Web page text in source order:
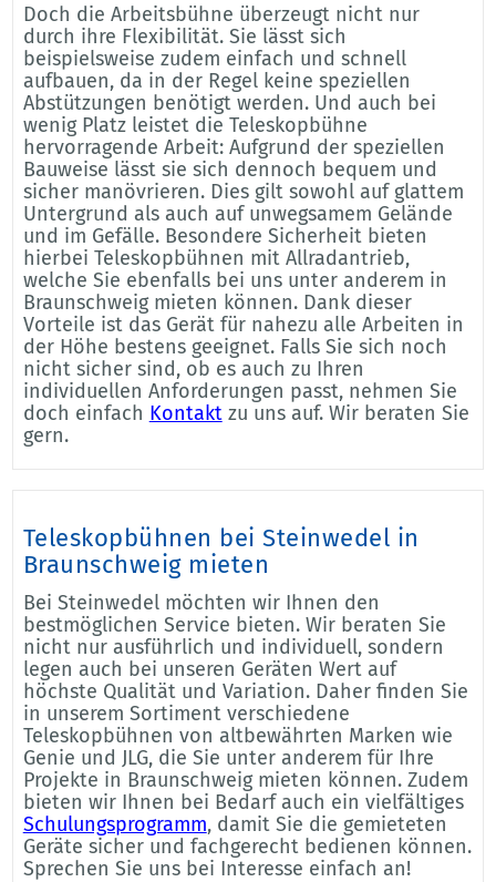
Doch die Arbeitsbühne überzeugt nicht nur
durch ihre Flexibilität. Sie lässt sich
beispielsweise zudem einfach und schnell
aufbauen, da in der Regel keine speziellen
Abstützungen benötigt werden. Und auch bei
wenig Platz leistet die Teleskopbühne
hervorragende Arbeit: Aufgrund der speziellen
Bauweise lässt sie sich dennoch bequem und
sicher manövrieren. Dies gilt sowohl auf glattem
Untergrund als auch auf unwegsamem Gelände
und im Gefälle. Besondere Sicherheit bieten
hierbei Teleskopbühnen mit Allradantrieb,
welche Sie ebenfalls bei uns unter anderem in
Braunschweig mieten können. Dank dieser
Vorteile ist das Gerät für nahezu alle Arbeiten in
der Höhe bestens geeignet. Falls Sie sich noch
nicht sicher sind, ob es auch zu Ihren
individuellen Anforderungen passt, nehmen Sie
doch einfach Kontaktzu uns auf. Wir beraten Sie
gern.
Teleskopbühnen bei Steinwedel in
Braunschweig mieten
Bei Steinwedel möchten wir Ihnen den
bestmöglichen Service bieten. Wir beraten Sie
nicht nur ausführlich und individuell, sondern
legen auch bei unseren Geräten Wert auf
höchste Qualität und Variation. Daher finden Sie
in unserem Sortiment verschiedene
Teleskopbühnen von altbewährten Marken wie
Genie und JLG, die Sie unter anderem für Ihre
Projekte in Braunschweig mieten können. Zudem
bieten wir Ihnen bei Bedarf auch ein vielfältiges
Schulungsprogramm, damit Sie die gemieteten
Geräte sicher und fachgerecht bedienen können.
Sprechen Sie uns bei Interesse einfach an!